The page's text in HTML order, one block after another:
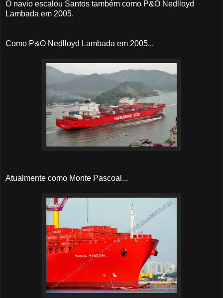
O navio escalou Santos também como P&O Nedlloyd
Lambada em 2005.
Como P&O Nedlloyd Lambada em 2005...
Atualmente como Monte Pascoal...